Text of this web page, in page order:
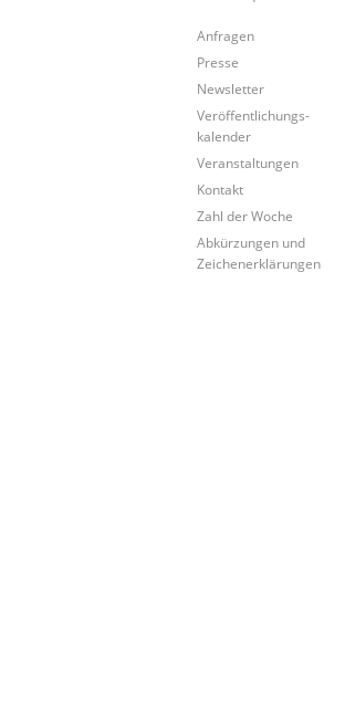
Anfragen
Presse
Newsletter
Veröffentlichungs-
kalender
Veranstaltungen
Kontakt
Zahl der Woche
Abkürzungen und
Zeichenerklärungen